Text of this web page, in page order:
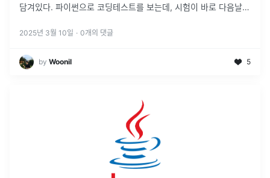
담겨있다. 파이썬으로 코딩테스트를 보는데, 시험이 바로 다음날인
2025년 3월 10일 · 0개의 댓글
by Woonil 5